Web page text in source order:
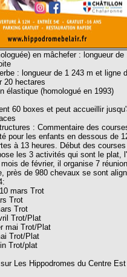
en mâchefer : longueur
: longueur de 1 243 m et ligne
20 hectares
élastique (homologué en 1993)
60 boxes et peut accueillir
: Commentaire des
pour les enfants en dessous de
à 13 heures. Début des
les 3 activités qui sont le plat,
de février, il organise 7
près de 980 chevaux se sont
mars Trot
Trot
Trot
Trot/Plat
mai Trot/Plat
Trot/Plat
Trot/plat
Les Hippodromes du Centre